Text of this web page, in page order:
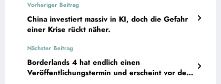
Vorheriger Beitrag
China investiert massiv in KI, doch die Gefahr
einer Krise rückt näher.
Nächster Beitrag
Borderlands 4 hat endlich einen
Veröffentlichungstermin und erscheint vor dem